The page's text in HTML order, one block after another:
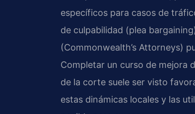
específicos para casos de
de culpabilidad (plea
(Commonwealth’s Attorneys)
Completar un curso de mejora
de la corte suele ser visto
estas dinámicas locales y las